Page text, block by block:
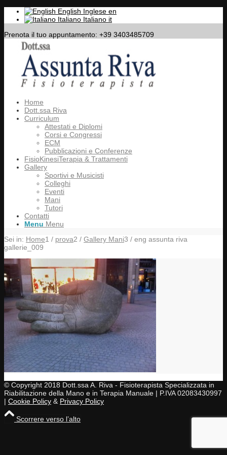
English Inglese en
Italiano Italiano it
Prenota il tuo appuntamento: +39 3403485709
Home
Dott.ssa Riva
Curriculum
Attestati e Diplomi
Corsi e Congressi
ECM
Pubblicazioni e Conferenze
FisioKinesiTerapia & Trattamenti
Gallery
Sportivi e Musicisti
Colleghi
Eventi
Mani
Tutori
Contatti
Menu Menu
Sei in: Home1 / prova2 / Gallery Mani3 / eng assunta riva
gallerie_009
© Copyright 2018 Dott.ssa A. Riva - Fisioterapista Specializzata in
Riabilitazione della Mano e in Terapia Manuale | P.IVA 02083430997
| Cookie Policy & Privacy Policy
Scorrere verso l’alto